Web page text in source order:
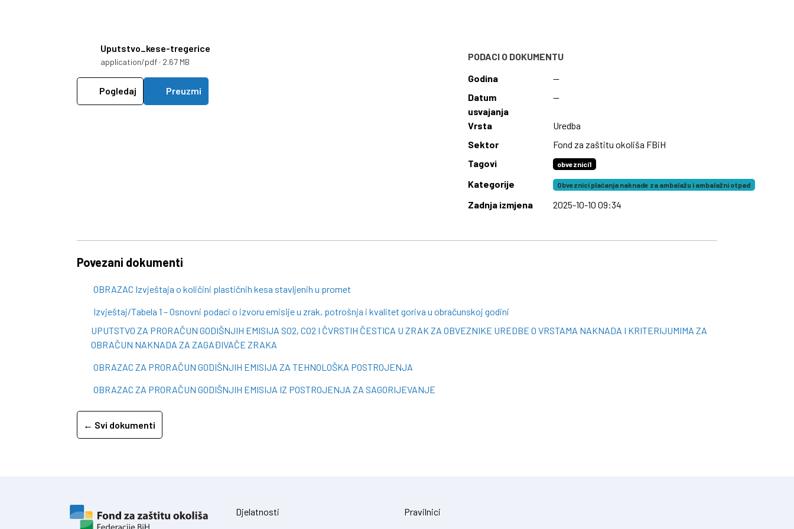
Uputstvo_kese-tregerice
application/pdf · 2.67 MB
Pogledaj Preuzmi
PODACI O DOKUMENTU
Godina
—
Datum
usvajanja
—
Vrsta
Uredba
Sektor
Fond za zaštitu okoliša FBiH
Tagovi
obveznici1
Kategorije Obveznici plaćanja naknade za ambalažu i ambalažni otpad
Zadnja izmjena 2025-10-10 09:34
Povezani dokumenti
OBRAZAC Izvještaja o količini plastičnih kesa stavljenih u promet
Izvještaj/Tabela 1 – Osnovni podaci o izvoru emisije u zrak, potrošnja i kvalitet goriva u obračunskoj godini
UPUTSTVO ZA PRORAČUN GODIŠNJIH EMISIJA SO2, CO2 I ČVRSTIH ČESTICA U ZRAK ZA OBVEZNIKE UREDBE O VRSTAMA NAKNADA I KRITERIJUMIMA ZA
OBRAČUN NAKNADA ZA ZAGAĐIVAČE ZRAKA
OBRAZAC ZA PRORAČUN GODIŠNJIH EMISIJA ZA TEHNOLOŠKA POSTROJENJA
OBRAZAC ZA PRORAČUN GODIŠNJIH EMISIJA IZ POSTROJENJA ZA SAGORIJEVANJE
← Svi dokumenti
Djelatnosti
Pravilnici